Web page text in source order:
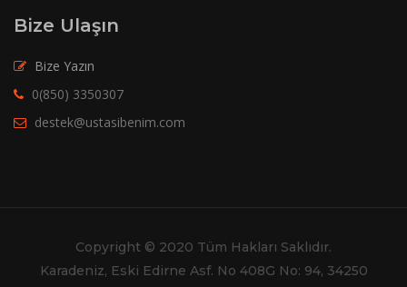
Bize Ulaşın
Bize Yazın
0(850) 3350307
destek@ustasibenim.com
Copyright © 2020 Tüm Hakları Saklıdır.
Karadeniz, Eski Edirne Asf. No 408G No: 94, 34250